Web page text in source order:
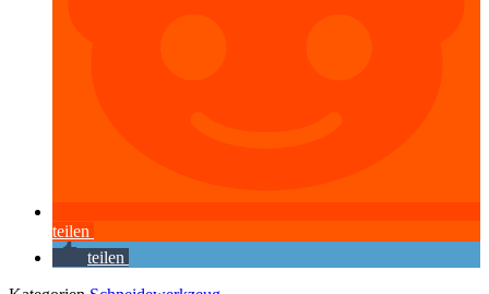
teilen
teilen